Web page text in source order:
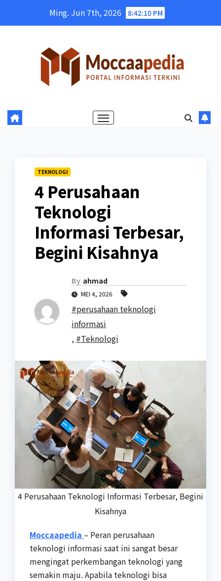
Ming. Jun 7th, 2026 8:42:12 PM
TEKNOLOGI
4 Perusahaan
Teknologi
Informasi Terbesar,
Begini Kisahnya
By ahmad
MEI 4, 2026
#perusahaan teknologi
informasi
, #Teknologi
4 Perusahaan Teknologi Informasi Terbesar, Begini
Kisahnya
Moccaapedia – Peran perusahaan
teknologi informasi saat ini sangat besar
mengingat perkembangan teknologi yang
semakin maju. Apabila teknologi bisa